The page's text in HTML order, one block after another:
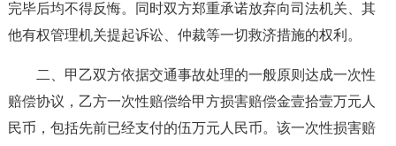
完毕后均不得反悔。同时双方郑重承诺放弃向司法机关、其
他有权管理机关提起诉讼、仲裁等一切救济措施的权利。
二、甲乙双方依据交通事故处理的一般原则达成一次性
赔偿协议，乙方一次性赔偿给甲方损害赔偿金壹拾壹万元人
民币，包括先前已经支付的伍万元人民币。该一次性损害赔